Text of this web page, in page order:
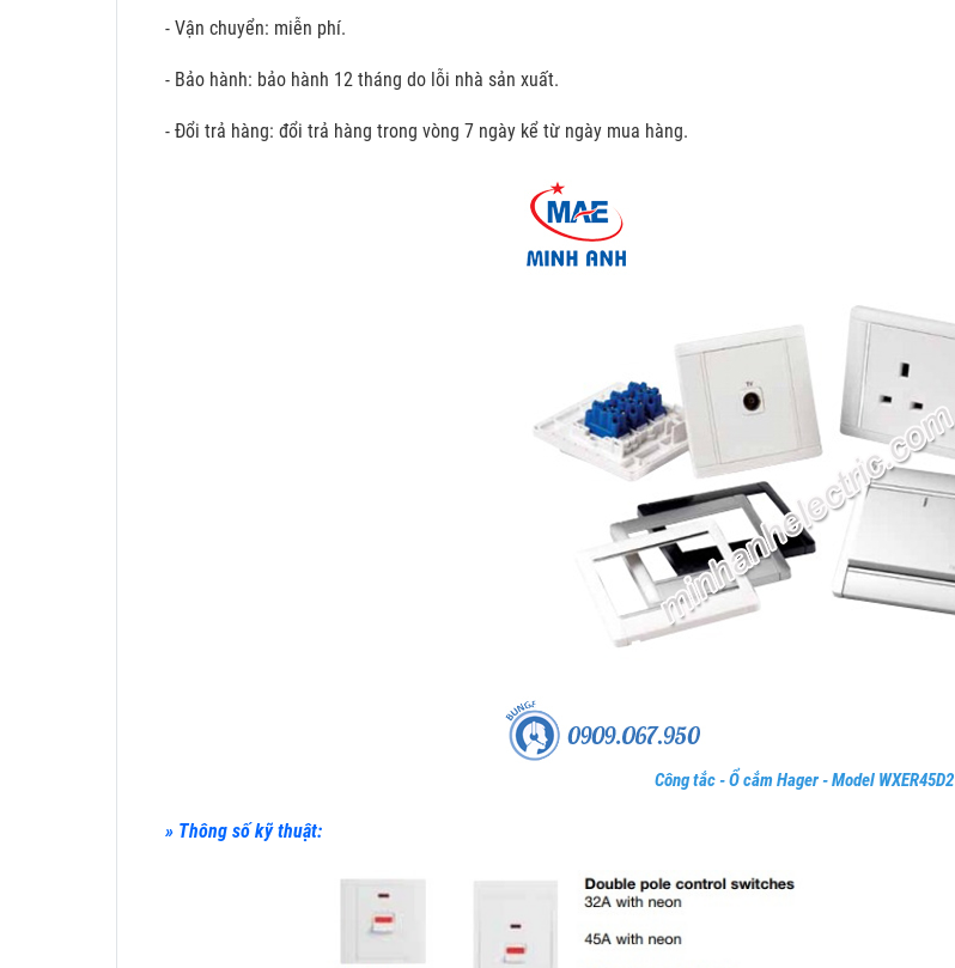
- Vận chuyển: miễn phí.
- Bảo hành: bảo hành 12 tháng do lỗi nhà sản xuất.
- Đổi trả hàng: đổi trả hàng trong vòng 7 ngày kể từ ngày mua hàng.
Công tắc - Ổ cắm Hager - Model WXER45D2
» Thông số kỹ thuật: